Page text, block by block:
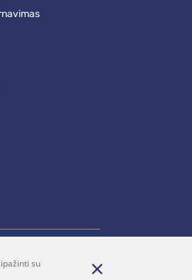
Parašykite mums
su